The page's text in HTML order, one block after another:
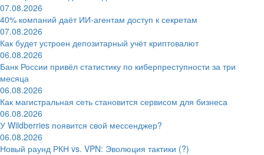
07.08.2026
40% компаний даёт ИИ‑агентам доступ к секретам
07.08.2026
Как будет устроен депозитарный учёт криптовалют
06.08.2026
Банк России привёл статистику по киберпреступности за три
месяца
06.08.2026
Как магистральная сеть становится сервисом для бизнеса
06.08.2026
У Wildberries появится свой мессенджер?
06.08.2026
Новый раунд РКН vs. VPN: Эволюция тактики (?)